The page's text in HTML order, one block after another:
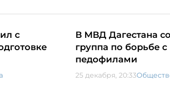
с
В МВД Дагестана
группа по борьбе с
педофилами
25 декабря, 20:33